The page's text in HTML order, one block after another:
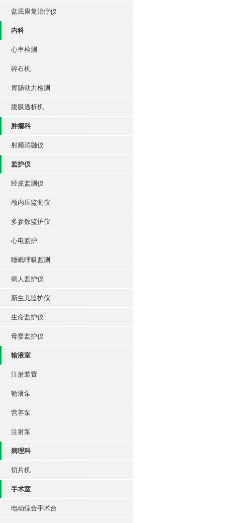
盆底康复治疗仪
内科
心率检测
碎石机
胃肠动力检测
腹膜透析机
肿瘤科
射频消融仪
监护仪
经皮监测仪
颅内压监测仪
多参数监护仪
心电监护
睡眠呼吸监测
病人监护仪
新生儿监护仪
生命监护仪
母婴监护仪
输液室
注射装置
输液泵
营养泵
注射泵
病理科
切片机
手术室
电动综合手术台